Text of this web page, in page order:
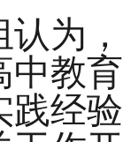
，
中教
践经